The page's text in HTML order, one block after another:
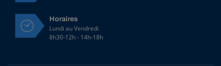
Horaires
Lundi au Vendredi
8h30-12h - 14h-18h